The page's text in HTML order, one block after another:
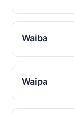
Waiba
Waipa